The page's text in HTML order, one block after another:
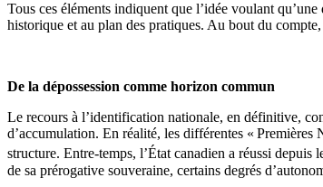
Tous ces éléments indiquent que l’idée voulant
historique et au plan des pratiques. Au bout du
De la dépossession comme horizon commun
Le recours à l’identification nationale, en définitive,
d’accumulation. En réalité, les différentes «
structure. Entre-temps, l’État canadien a réussi depuis
de sa prérogative souveraine, certains degrés